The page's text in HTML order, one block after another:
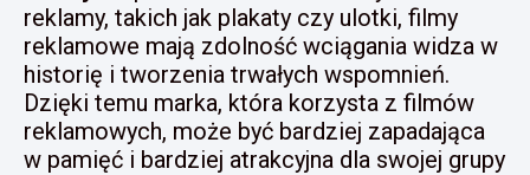
reklamy, takich jak plakaty czy ulotki, filmy
reklamowe mają zdolność wciągania widza w
historię i tworzenia trwałych wspomnień.
Dzięki temu marka, która korzysta z filmów
reklamowych, może być bardziej zapadająca
w pamięć i bardziej atrakcyjna dla swojej grupy